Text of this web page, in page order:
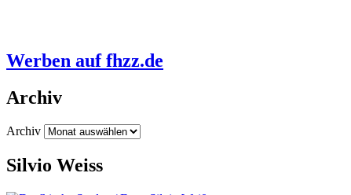
Werben auf fhzz.de
Archiv
Archiv
Silvio Weiss